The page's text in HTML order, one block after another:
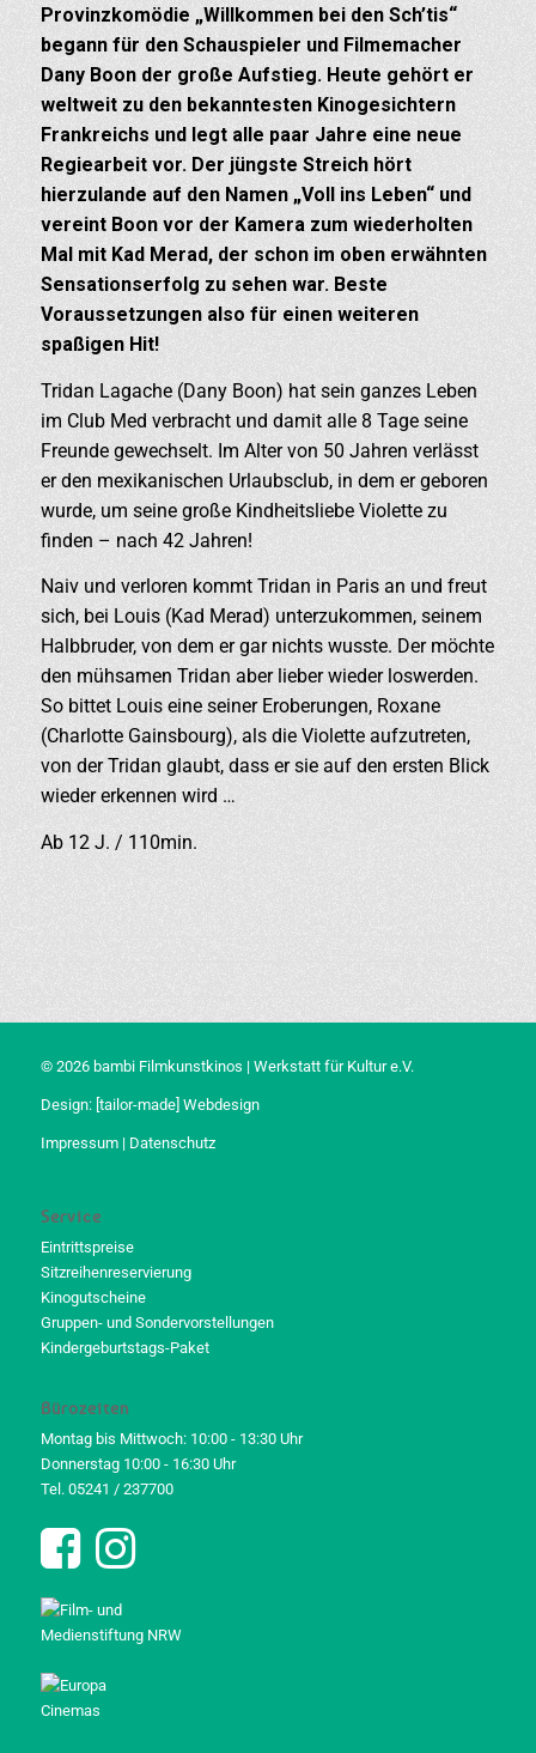
Provinzkomödie „Willkommen bei den Sch’tis“
begann für den Schauspieler und Filmemacher
Dany Boon der große Aufstieg. Heute gehört er
weltweit zu den bekanntesten Kinogesichtern
Frankreichs und legt alle paar Jahre eine neue
Regiearbeit vor. Der jüngste Streich hört
hierzulande auf den Namen „Voll ins Leben“ und
vereint Boon vor der Kamera zum wiederholten
Mal mit Kad Merad, der schon im oben erwähnten
Sensationserfolg zu sehen war. Beste
Voraussetzungen also für einen weiteren
spaßigen Hit!
Tridan Lagache (Dany Boon) hat sein ganzes Leben
im Club Med verbracht und damit alle 8 Tage seine
Freunde gewechselt. Im Alter von 50 Jahren verlässt
er den mexikanischen Urlaubsclub, in dem er geboren
wurde, um seine große Kindheitsliebe Violette zu
finden – nach 42 Jahren!
Naiv und verloren kommt Tridan in Paris an und freut
sich, bei Louis (Kad Merad) unterzukommen, seinem
Halbbruder, von dem er gar nichts wusste. Der möchte
den mühsamen Tridan aber lieber wieder loswerden.
So bittet Louis eine seiner Eroberungen, Roxane
(Charlotte Gainsbourg), als die Violette aufzutreten,
von der Tridan glaubt, dass er sie auf den ersten Blick
wieder erkennen wird …
Ab 12 J. / 110min.
© 2026 bambi Filmkunstkinos | Werkstatt für Kultur e.V.
Design: [tailor-made] Webdesign
Impressum| Datenschutz
Service
Eintrittspreise
Sitzreihenreservierung
Kinogutscheine
Gruppen- und Sondervorstellungen
Kindergeburtstags-Paket
Bürozeiten
Montag bis Mittwoch: 10:00 - 13:30 Uhr
Donnerstag 10:00 - 16:30 Uhr
Tel. 05241 / 237700